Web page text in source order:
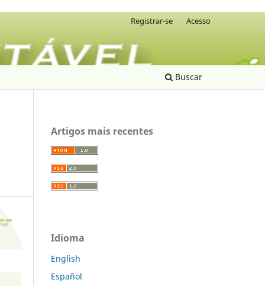
Buscar
Registrar-se Acesso
Artigos mais recentes
Idioma
English
Español